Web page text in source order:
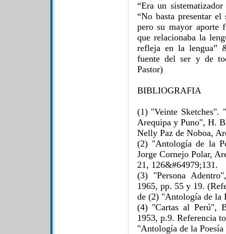
“Era un
“No basta presentar
pero su mayor aporte
que relacionaba la
refleja en la lengua”
fuente del ser y de
Pastor)
BIBLIOGRAFIA
(1) "Veinte Sketches".
Arequipa y Puno", H.
Nelly Paz de Noboa,
(2) "Antología de la
Jorge Cornejo Polar,
21, 126&#64979;131.
(3) "Persona
1965, pp. 55 y 19.
de (2) "Antología de la
(4) "Cartas al Perú",
1953, p.9. Referencia
"Antología de la